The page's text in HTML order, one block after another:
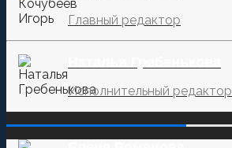
Главный редактор
Исполнительный редактор